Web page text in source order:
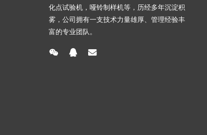
化点试验机，哑铃制样机等，历经多年沉淀积
雾，公司拥有一支技术力量雄厚、管理经验丰
富的专业团队。